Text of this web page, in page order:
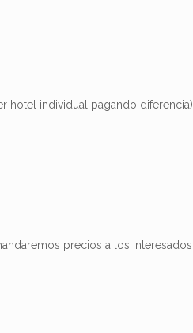
hotel individual pagando diferencia)
precios a los interesados.